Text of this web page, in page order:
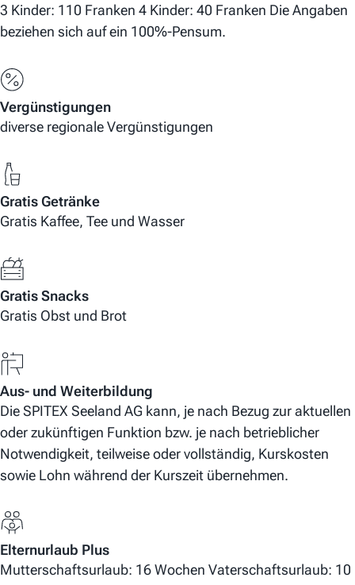
3 Kinder: 110 Franken 4 Kinder: 40 Franken Die Angaben
beziehen sich auf ein 100%-Pensum.
Vergünstigungen
diverse regionale Vergünstigungen
Gratis Getränke
Gratis Kaffee, Tee und Wasser
Gratis Snacks
Gratis Obst und Brot
Aus- und Weiterbildung
Die SPITEX Seeland AG kann, je nach Bezug zur aktuellen
oder zukünftigen Funktion bzw. je nach betrieblicher
Notwendigkeit, teilweise oder vollständig, Kurskosten
sowie Lohn während der Kurszeit übernehmen.
Elternurlaub Plus
Mutterschaftsurlaub: 16 Wochen Vaterschaftsurlaub: 10